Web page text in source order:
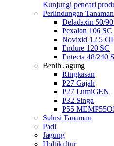
Kunjungi pencari
Perlindungan Tanaman
Deladaxin 50/
Pexalon 106 SC
Novixid 12,5
Endure 120 SC
Entecta 48/240
Benih Jagung
Ringkasan
P27 Gajah
P27 LumiGEN
P32 Singa
P55
Solusi Tanaman
Padi
Jagung
Holtikultur